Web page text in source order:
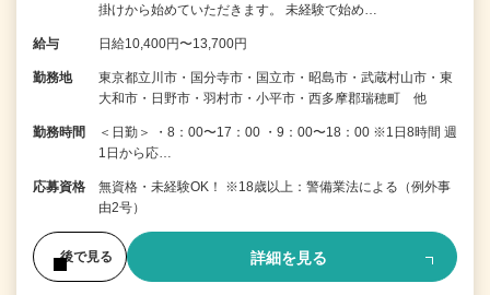
掛けから始めていただきます。 未経験で始め…
給与 日給10,400円〜13,700円
勤務地
東京都立川市・国分寺市・国立市・昭島市・武蔵村山市・東
大和市・日野市・羽村市・小平市・西多摩郡瑞穂町 他
勤務時間
＜日勤＞ ・8：00〜17：00 ・9：00〜18：00 ※1日8時間 週
1日から応…
応募資格
無資格・未経験OK！ ※18歳以上：警備業法による（例外事
由2号）
後で見る 詳細を見る